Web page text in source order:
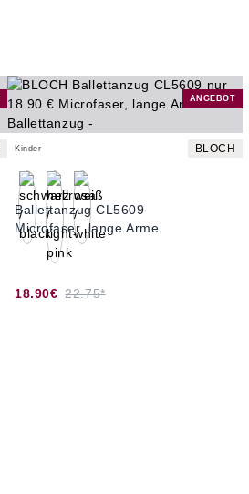
ANGEBOT
Kinder BLOCH
Ballettanzug CL5609
Microfaser, lange Arme
18.90€ 22.75*